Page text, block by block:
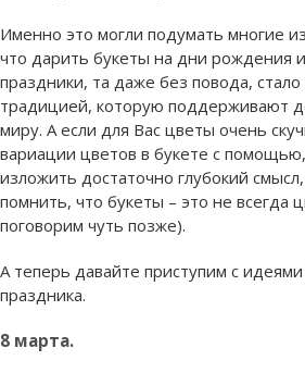
Именно это могли подумать многие
что дарить букеты на дни рождения
праздники, та даже без повода,
традицией, которую поддерживают
миру. А если для Вас цветы очень
вариации цветов в букете с
изложить достаточно глубокий
помнить, что букеты – это не всегда
поговорим чуть позже).
А теперь давайте приступим с
праздника.
8 марта.